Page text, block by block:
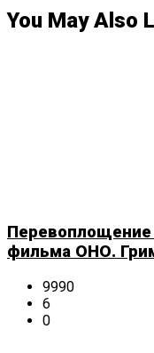
You May Also
Перевоплощение
фильма ОНО.
9990
6
0